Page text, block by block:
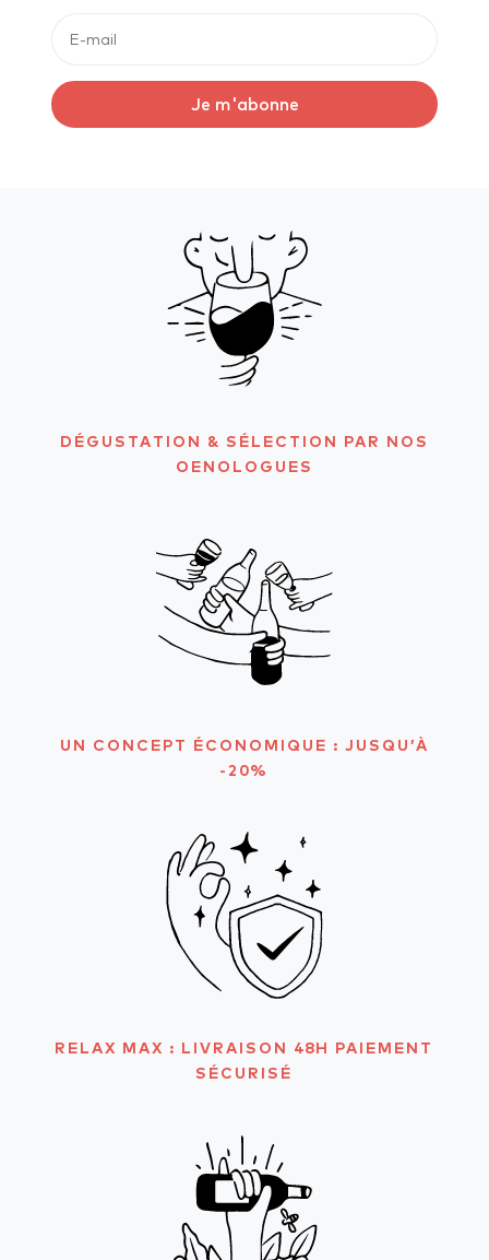
Je m'abonne
DÉGUSTATION & SÉLECTION PAR NOS
OENOLOGUES
UN CONCEPT ÉCONOMIQUE : JUSQU’À
-20%
RELAX MAX : LIVRAISON 48H PAIEMENT
SÉCURISÉ